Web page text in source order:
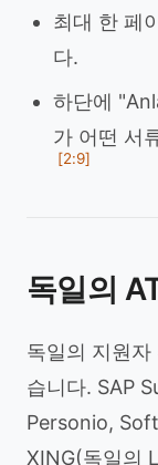
최대 한 페
다.
하단에
가 어떤 서
[2:9]
독일의
독일의 지원
습니다. SAP
Personio,
XING(독일의